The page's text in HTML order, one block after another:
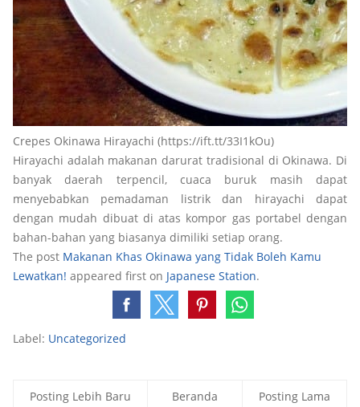
Crepes Okinawa Hirayachi (https://ift.tt/33I1kOu)
Hirayachi adalah makanan darurat tradisional di Okinawa. Di
banyak daerah terpencil, cuaca buruk masih dapat
menyebabkan pemadaman listrik dan hirayachi dapat
dengan mudah dibuat di atas kompor gas portabel dengan
bahan-bahan yang biasanya dimiliki setiap orang.
The post Makanan Khas Okinawa yang Tidak Boleh Kamu
Lewatkan! appeared first on Japanese Station.
Label: Uncategorized
Posting Lebih Baru Posting Lama
Beranda